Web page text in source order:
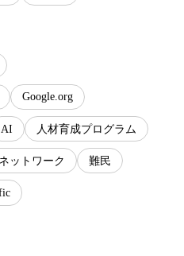
Google.org
AI 人材育成プログラム
ットワーク 難民